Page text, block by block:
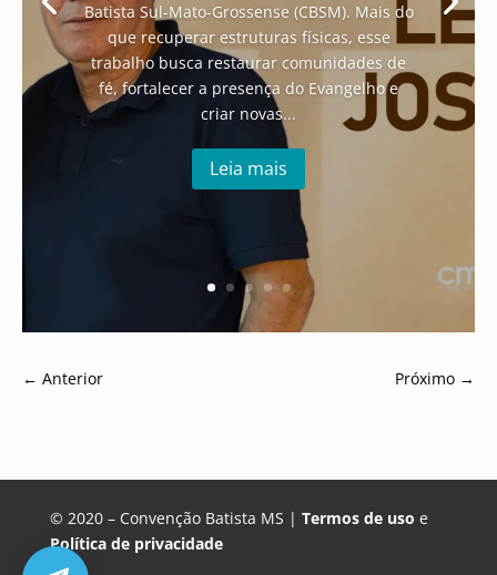
Batista Sul-Mato-Grossense (CBSM). Mais do
que recuperar estruturas físicas, esse
trabalho busca restaurar comunidades de
fé, fortalecer a presença do Evangelho e
criar novas...
Leia mais
← Anterior Próximo →
© 2020 – Convenção Batista MS | Termos de uso e
Política de privacidade